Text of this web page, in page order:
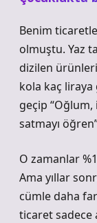
Benim
olmuştu. Yaz
dizilen
kola kaç
geçip “Oğlum,
satmayı
O zamanlar
Ama yıllar
cümle daha
ticaret sadece